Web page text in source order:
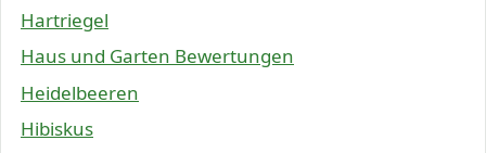
Hartriegel
Haus und Garten Bewertungen
Heidelbeeren
Hibiskus